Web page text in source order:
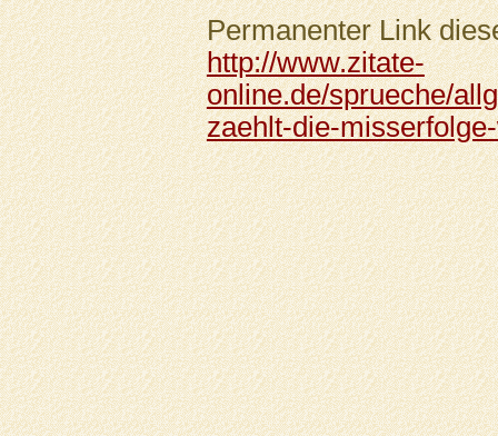
Permanenter Link
http://www.zitate-
online.de/sprueche/
zaehlt-die-